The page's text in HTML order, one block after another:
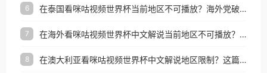
6 在泰国看咪咕视频世界杯当前地区不可播放？海外党破局看中文解说赛事指南
7 在海外看咪咕视频世界杯中文解说当前地区不可播放？这篇指南帮你搞定所有体育赛事直播难题
8 在澳大利亚看咪咕视频世界杯中文解说地区限制？这篇指南帮你搞定海外观赛难题